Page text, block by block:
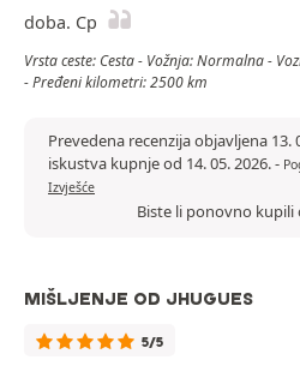
doba. Cp
Vrsta ceste: Cesta - Vožnja: Normalna -
- Pređeni kilometri: 2500 km
Prevedena recenzija objavljena 13.
iskustva kupnje od 14. 05. 2026.-
Izvješće
Biste li ponovno kupili
MIŠLJENJE OD JHUGUES
5/5